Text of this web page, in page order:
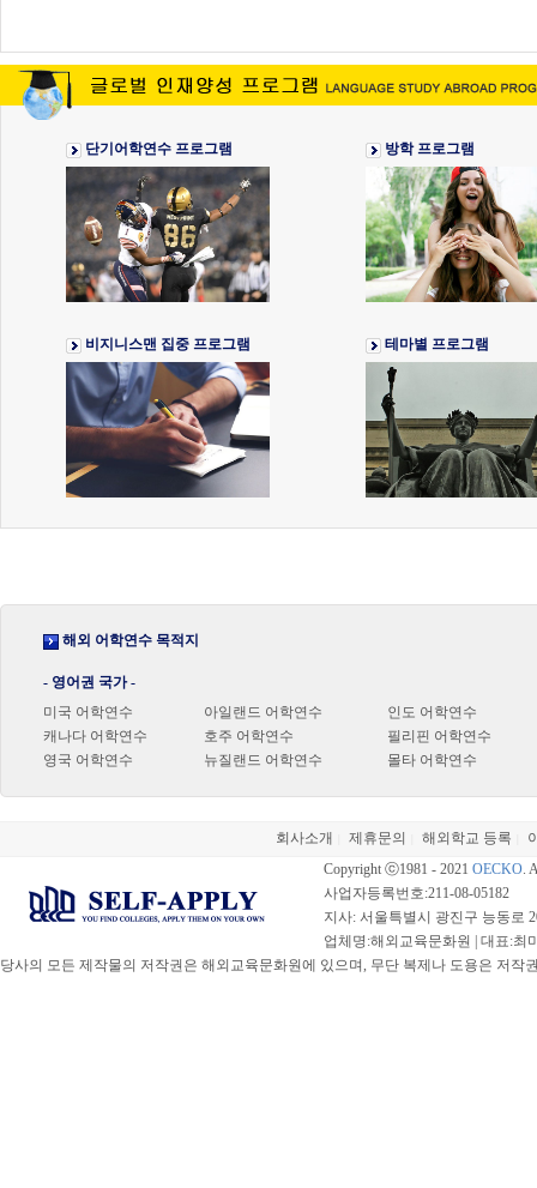
단기어학연수 프로그램 방학 프로그램
비지니스맨 집중 프로그램 테마별 프로그램
해외 어학연수 목적지
- 영어권 국가 -
미국 어학연수
캐나다 어학연수
영국 어학연수
아일랜드 어학연수
호주 어학연수
뉴질랜드 어학연수
인도 어학연수
필리핀 어학연수
몰타 어학연수
회사소개 제휴문의 해외학교 등록
Copyright ⓒ1981 - 2021 OECKO.
사업자등록번호:211-08-05182
지사: 서울특별시 광진구 능동로
업체명:해외교육문화원 | 대표:최
당사의 모든 제작물의 저작권은 해외교육문화원에 있으며, 무단 복제나 도용은 저